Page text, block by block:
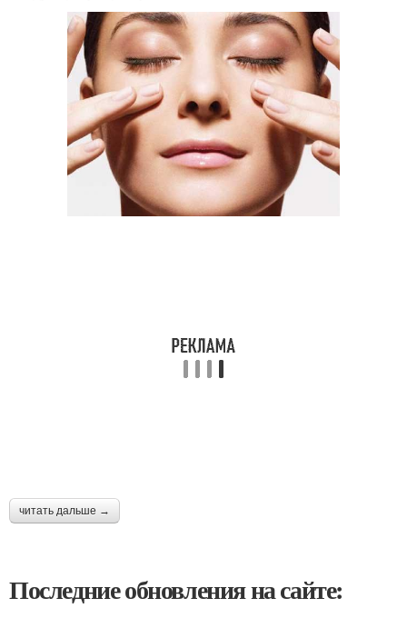
читать дальше →
Последние обновления на сайте: